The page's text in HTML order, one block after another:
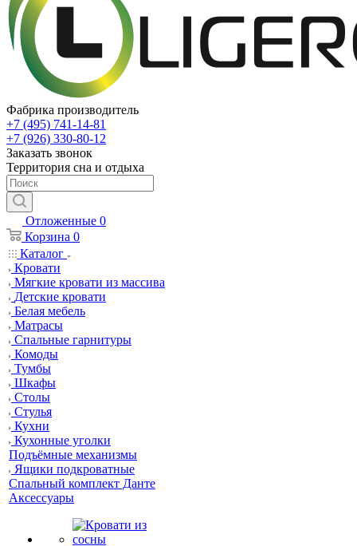
Фабрика производитель
+7 (495) 741-14-81
+7 (926) 330-80-12
Заказать звонок
Территория сна и отдыха
Отложенные 0
Корзина 0
Каталог
Кровати
Мягкие кровати из массива
Детские кровати
Белая мебель
Матрасы
Спальные гарнитуры
Комоды
Тумбы
Шкафы
Столы
Стулья
Кухни
Кухонные уголки
Подъёмные механизмы
Ящики подкроватные
Спальный комплект Данте
Аксессуары